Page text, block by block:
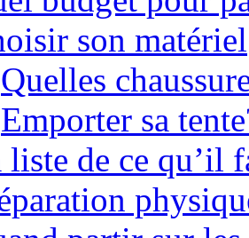
son matériel
Quelles
Emporter sa
liste de ce qu’il